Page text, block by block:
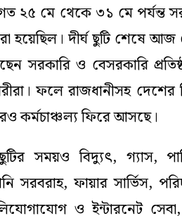
২৫ মে থেকে ৩১ মে পর্যন্ত
হয়েছিল। দীর্ঘ ছুটি শেষে
সরকারি ও বেসরকারি
ফলে রাজধানীসহ দেশের
কর্মচাঞ্চল্য ফিরে আসছে।
সময়ও বিদ্যুৎ, গ্যাস,
সরবরাহ, ফায়ার সার্ভিস,
ও ইন্টারনেট